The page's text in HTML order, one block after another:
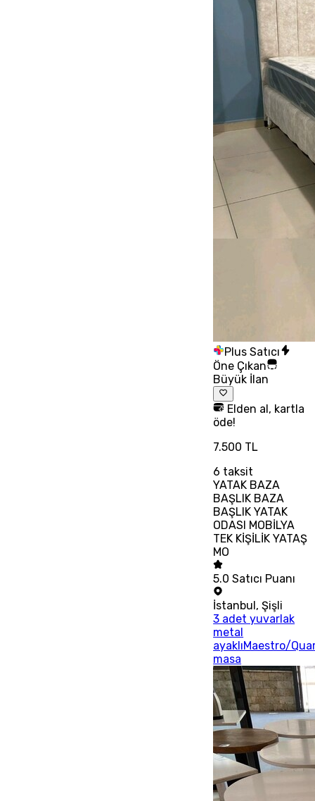
Plus Satıcı
Öne Çıkan
Büyük İlan
Elden al, kartla
öde!
7.500 TL
6 taksit
YATAK BAZA
BAŞLIK BAZA
BAŞLIK YATAK
ODASI MOBİLYA
TEK KİŞİLİK YATAŞ
MO
5.0 Satıcı Puanı
İstanbul ,Şişli
3 adet yuvarlak
metal
ayaklıMaestro/
masa